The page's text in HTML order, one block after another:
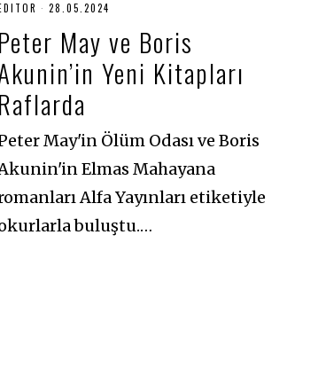
28.05.2024
0
5
.
2
Peter May ve Boris
Yeni Kitapları
Raflarda
May'in Ölüm Odası ve Boris
Elmas Mahayana
Alfa Yayınları etiketiyle
buluştu.…